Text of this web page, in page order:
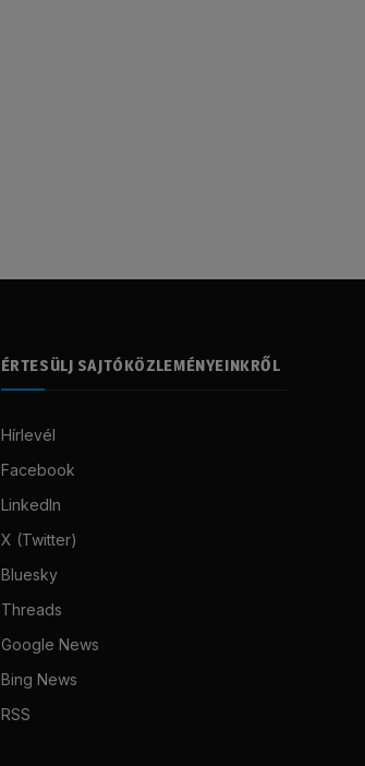
ÉRTESÜLJ SAJTÓKÖZLEMÉNYEINKRŐL
Hírlevél
Facebook
LinkedIn
X (Twitter)
Bluesky
Threads
Google News
Bing News
RSS